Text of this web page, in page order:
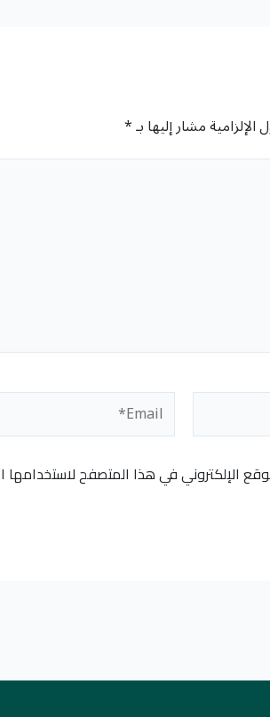
الإلزامية مشار إليها بـ*
Email*
الإلكتروني في هذا المتصفح لاستخدامها